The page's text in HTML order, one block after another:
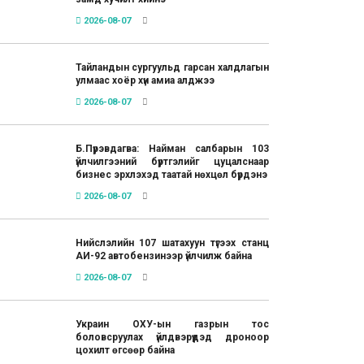
2026-08-07
Тайландын сургуульд гарсан халдлагын
улмаас хоёр хүн амиа алджээ
2026-08-07
Б.Пүрэвдагва: Найман салбарын 103
үйлчилгээний бүртгэлийг цуцалснаар
бизнес эрхлэхэд таатай нөхцөл бүрдэнэ
2026-08-07
Нийслэлийн 107 шатахуун түгээх станц
АИ-92 автобензинээр үйлчилж байна
2026-08-07
Украин ОХУ-ын газрын тос
боловсруулах үйлдвэрүүдэд дроноор
цохилт өгсөөр байна